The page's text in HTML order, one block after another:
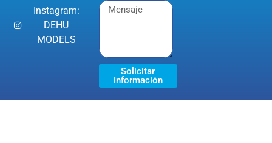
Instagram:
DEHU
MODELS
Solicitar
Información